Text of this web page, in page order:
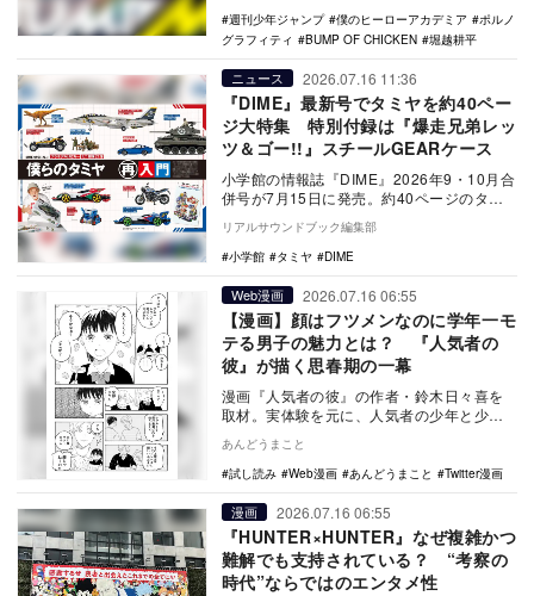
週刊少年ジャンプ
僕のヒーローアカデミア
ポルノ
グラフィティ
BUMP OF CHICKEN 堀越耕平
ニュース 2026.07.16 11:36
『DIME』最新号でタミヤを約40ペー
ジ大特集 特別付録は『爆走兄弟レッ
ツ＆ゴー!!』スチールGEARケース
小学館の情報誌『DIME』2026年9・10月合
併号が7月15日に発売。約40ページのタミ
ヤ大特集を展開し、特別付録としてアニ
メ…
リアルサウンドブック編集部
小学館
タミヤ DIME
Web漫画 2026.07.16 06:55
【漫画】顔はフツメンなのに学年一モ
テる男子の魅力とは？ 『人気者の
彼』が描く思春期の一幕
漫画『人気者の彼』の作者・鈴木日々喜を
取材。実体験を元に、人気者の少年と少女
の交流から恋愛に留まらない人間関係を描
いた背景を語る…
あんどうまこと
試し読み
Web漫画 あんどうまこと Twitter漫画
漫画 2026.07.16 06:55
『HUNTER×HUNTER』なぜ複雑かつ
難解でも支持されている？ “考察の
時代”ならではのエンタメ性